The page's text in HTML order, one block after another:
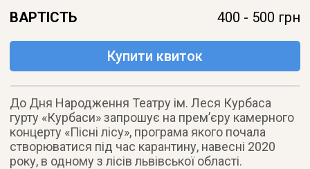
ВАРТІСТЬ 400 - 500 грн
Купити квиток
До Дня Народження Театру ім. Леся Курбаса
гурту «Курбаси» запрошує на прем’єру камерного
концерту «Пісні лісу», програма якого почала
створюватися під час карантину, навесні 2020
року, в одному з лісів львівської області.